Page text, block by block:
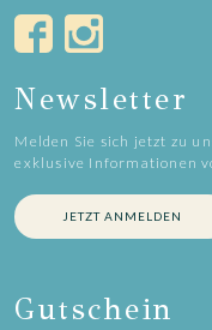
Newsletter
Melden Sie sich jetzt zu
exklusive Informationen
JETZT ANMELDEN
Gutschein